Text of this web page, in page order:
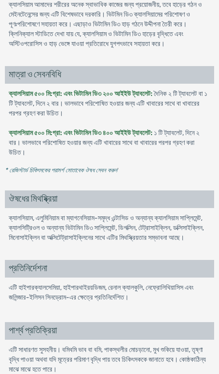
ক্যালসিয়াম আমাদের শরীরের অনেক স্বাভাবিক কাজের জন্য প্রয়োজনীয়, তবে হাড়ের গঠন ও
মেইনটেনেন্সের জন্য এটি বিশেষভাবে দরকারি। ভিটমিন ডি৩ ক্যালসিয়ামের পরিশোষণ ও
পূণঃপরিশোষণে সহায়তা করে। এছাড়াও ভিটামিন ডি৩ হাড় গঠনে উদ্দীপনা তৈরী করে।
ক্লিনিক্যাল স্টাডিতে দেখা যায় যে, ক্যালসিয়াম ও ভিটামিন ডি৩ হাড়ের বৃদ্ধিতে এবং
অস্টিওপরোসিস ও হাড় ভেঙ্গে যাওয়া প্রতিরোধে যুগপৎভাবে সহায়তা করে।
মাত্রা ও সেবনবিধি
ক্যালসিয়াম ৫০০ মি:গ্রা: এবং ভিটামিন ডি৩ ২০০ আইইউ ট্যাবলেট:দৈনিক ২ টি ট্যাবলেট বা ১
টি ট্যাবলেট, দিনে ২ বার। ভালভাবে পরিশোষিত হওয়ার জন্য এটি খাবারের সাথে বা খাবারের
পরপর গ্রহণ করা উচিত।
ক্যালসিয়াম ৫০০ মি:গ্রা: এবং ভিটামিন ডি৩ ৪০০ আইইউ ট্যাবলেট: ১ টি ট্যাবলেট, দিনে ২
বার। ভালভাবে পরিশোষিত হওয়ার জন্য এটি খাবারের সাথে বা খাবারের পরপর গ্রহণ করা
উচিত।
* রেজিস্টার্ড চিকিৎসকের পরামর্শ মোতাবেক ঔষধ সেবন করুন'
ঔষধের মিথষ্ক্রিয়া
ক্যালসিয়াম, এলুমিনিয়াম বা ম্যাগনেসিয়াম-সমৃদ্ধ এন্টাসিড ও অন্যান্য ক্যালসিয়াম সাপ্লিমেন্ট,
ক্যালসিট্রিওল ও অন্যান্য ভিটামিন ডি৩ সাপ্লিমেন্ট, ডিগক্সিন, টেট্রাসাইক্লিন, ডক্সিসাইক্লিন,
মিনোসাইক্লিন বা অক্সিটেট্রাসাইক্লিনের সাথে এটির মিথস্ক্রিয়তার সম্ভাবনা আছে।
প্রতিনির্দেশনা
এটি হাইপারক্যালসেমিয়া, হাইপারথাইরয়ডিজম, রেনাল ক্যালকুলি, নেফ্রোলিথিয়াসিস এবং
জলিন্জার-ইলিসন সিনড্রোম-এর ক্ষেত্রে প্রতিনির্দেশিত।
পার্শ্ব প্রতিক্রিয়া
এটি সাধারণত সুসহনীয়। বমিবমি ভাব বা বমি, পাকস্থলীর মোচড়ানো, মুখ শুকিয়ে যাওয়া, তৃষ্ণা
বৃদ্ধি পাওয়া অথবা যদি মূত্রের পরিমাণ বৃদ্ধি পায় তবে চিকিৎসককে জানাতে হবে। কোষ্ঠকাঠিন্য
মাঝে মাঝে হতে পারে।